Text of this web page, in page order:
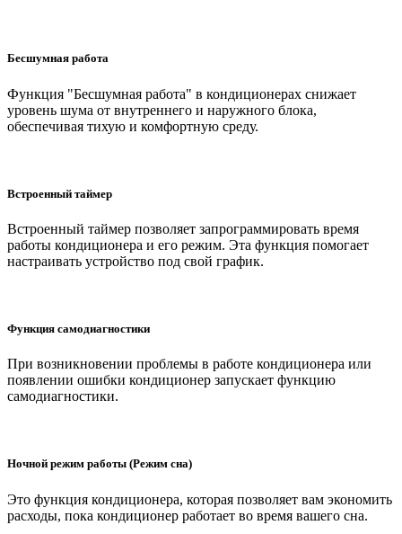
Бесшумная работа
Функция "Бесшумная работа" в кондиционерах снижает
уровень шума от внутреннего и наружного блока,
обеспечивая тихую и комфортную среду.
Встроенный таймер
Встроенный таймер позволяет запрограммировать время
работы кондиционера и его режим. Эта функция помогает
настраивать устройство под свой график.
Функция самодиагностики
При возникновении проблемы в работе кондиционера или
появлении ошибки кондиционер запускает функцию
самодиагностики.
Ночной режим работы (Режим сна)
Это функция кондиционера, которая позволяет вам экономить
расходы, пока кондиционер работает во время вашего сна.